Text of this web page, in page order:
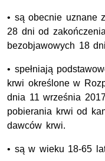
• są obecnie uznane
28 dni od
bezobjawowych 18
• spełniają
krwi określone w
dnia 11 września
pobierania krwi od
dawców krwi.
• są w wieku 18-65